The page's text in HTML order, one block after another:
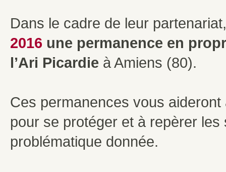
Dans le cadre de leur
2016 une permanence en
l’Ari Picardie à Amiens (80).
Ces permanences vous
pour se protéger et à repèrer
problématique donnée.